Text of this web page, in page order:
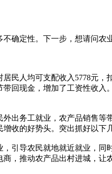
确定性。下一步，想请问农
人均可支配收入5778元
回现金，增加了工资性收
出务工就业，农产品销售
收的好势头。突出抓好以下
引导农民就地就近就业，同
，推动农产品出村进城，